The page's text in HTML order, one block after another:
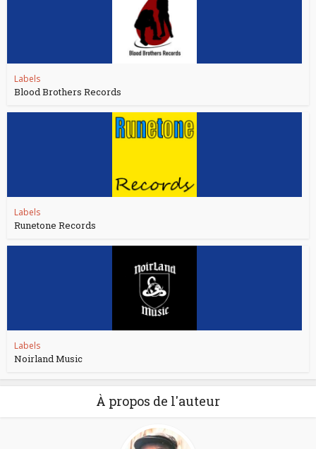
Labels
Blood Brothers Records
Labels
Runetone Records
Labels
Noirland Music
À propos de l'auteur